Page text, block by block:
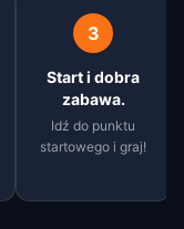
3
Start i dobra
zabawa.
Idź do punktu
startowego i graj!